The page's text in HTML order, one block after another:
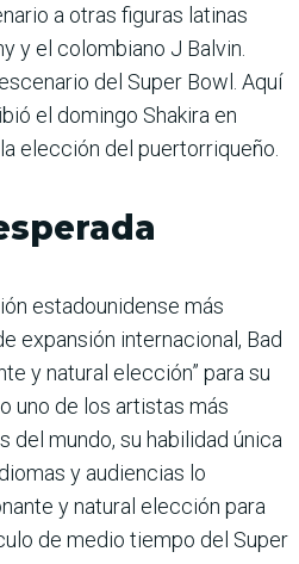
a otras figuras latinas
y el colombiano J Balvin.
del Super Bowl. Aquí
el domingo Shakira en
elección del puertorriqueño.
estadounidense más
expansión internacional, Bad
y natural elección” para su
uno de los artistas más
del mundo, su habilidad única
y audiencias lo
y natural elección para
de medio tiempo del Super